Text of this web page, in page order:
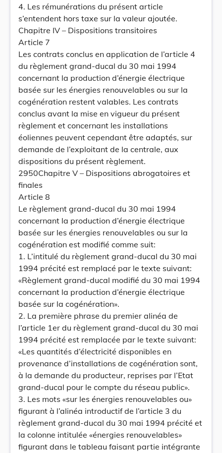
4. Les rémunérations du présent article
s’entendent hors taxe sur la valeur ajoutée.
Chapitre IV – Dispositions transitoires
Article 7
Les contrats conclus en application de l’article 4
du règlement grand-ducal du 30 mai 1994
concernant la production d’énergie électrique
basée sur les énergies renouvelables ou sur la
cogénération restent valables. Les contrats
conclus avant la mise en vigueur du présent
règlement et concernant les installations
éoliennes peuvent cependant être adaptés, sur
demande de l’exploitant de la centrale, aux
dispositions du présent règlement.
2950Chapitre V – Dispositions abrogatoires et
finales
Article 8
Le règlement grand-ducal du 30 mai 1994
concernant la production d’énergie électrique
basée sur les énergies renouvelables ou sur la
cogénération est modifié comme suit:
1. L’intitulé du règlement grand-ducal du 30 mai
1994 précité est remplacé par le texte suivant:
«Règlement grand-ducal modifié du 30 mai 1994
concernant la production d’énergie électrique
basée sur la cogénération».
2. La première phrase du premier alinéa de
l’article 1er du règlement grand-ducal du 30 mai
1994 précité est remplacée par le texte suivant:
«Les quantités d’électricité disponibles en
provenance d’installations de cogénération sont,
à la demande du producteur, reprises par l’Etat
grand-ducal pour le compte du réseau public».
3. Les mots «sur les énergies renouvelables ou»
figurant à l’alinéa introductif de l’article 3 du
règlement grand-ducal du 30 mai 1994 précité et
la colonne intitulée «énergies renouvelables»
figurant dans le tableau faisant partie intégrante